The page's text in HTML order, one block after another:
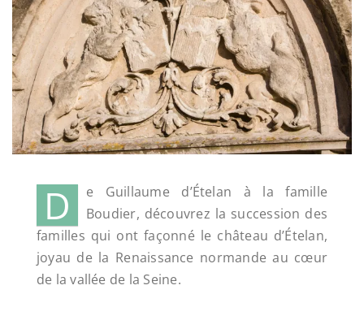
D
e Guillaume d’Ételan à la famille
Boudier, découvrez la succession des
familles qui ont façonné le château d’Ételan,
joyau de la Renaissance normande au cœur
de la vallée de la Seine.